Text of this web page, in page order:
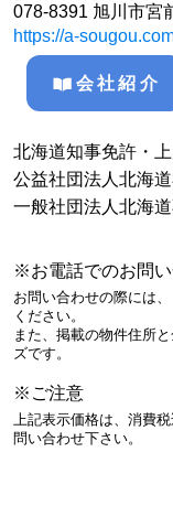
078-8391 旭川市宮
https://a-
会社紹介
北海道知事免許・
公益社団法人北海
一般社団法人北海
※お電話でのお問
お問い合わせの際には
ください。
また、掲載の物件住所
ズです。
※ご注意
上記表示価格は、消費
問い合わせ下さい。